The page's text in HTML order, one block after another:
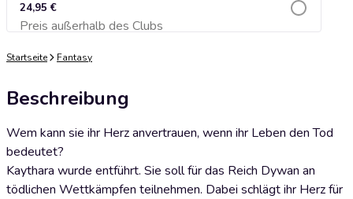
24,95 €
Preis außerhalb des ClubsZum Warenkorb hinzufügen
Startseite Fantasy
Beschreibung
Wem kann sie ihr Herz anvertrauen, wenn ihr Leben den Tod
bedeutet?
Kaythara wurde entführt. Sie soll für das Reich Dywan an
tödlichen Wettkämpfen teilnehmen. Dabei schlägt ihr Herz für